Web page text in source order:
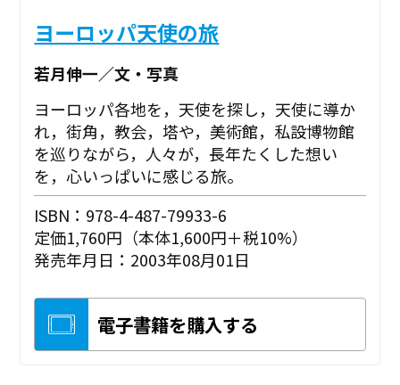
ヨーロッパ天使の旅
若月伸一／文・写真
ヨーロッパ各地を，天使を探し，天使に導か
れ，街角，教会，塔や，美術館，私設博物館
を巡りながら，人々が，長年たくした想い
を，心いっぱいに感じる旅。
ISBN：978-4-487-79933-6
定価1,760円（本体1,600円＋税10%）
発売年月日：2003年08月01日
電子書籍を購入する